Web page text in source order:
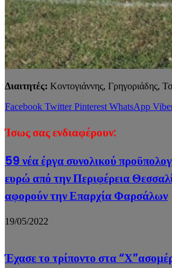
Διαιτητές: Κοντογιάννης, Γρηγοριάδης,
Facebook Twitter Pinterest WhatsApp
Ίσως σας ενδιαφέρουν:
59 νέα έργα συνολικού
ευρώ από την Περιφέρεια
αφορούν την Επαρχία Φαρσάλων
19/05/2022
Έχασε το τρίποντο στα